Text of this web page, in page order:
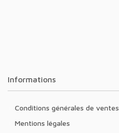
Informations
Conditions générales de ventes
Mentions légales